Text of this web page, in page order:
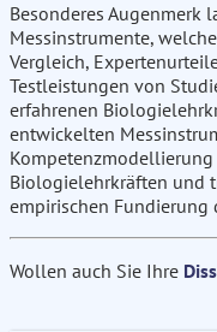
Besonderes Augenmerk
Messinstrumente,
Vergleich,
Testleistungen von
erfahrenen
entwickelten
Biologielehrkräften und
empirischen
Wollen auch Sie Ihre